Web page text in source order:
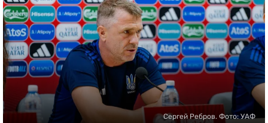
ЧЕ-2028
Букмекеры
Казино
Сергей Ребров. Фото: УАФ